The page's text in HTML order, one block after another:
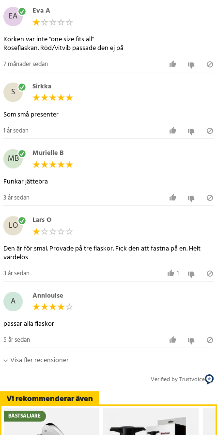
Artikelnummer:
Vi rekommenderar även
BÄSTSÄLJARE
EA Eva A
Korken var inte "one size fits all"
Roseflaskan. Röd/vitvib passade den ej på
7 månader sedan
S Sirkka
1 år sedan
MB Murielle B
Funkar jättebra
3 år sedan
LO Lars O
Den är för smal. Provade på tre flaskor. Fick den att fastna på en. Helt
värdelös
3 år sedan 1
A Annlouise
passar alla flaskor
5 år sedan
Visa fler recensioner
Verified by Trustvoice